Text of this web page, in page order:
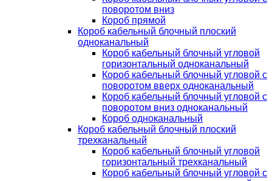
поворотом вниз
Короб прямой
Короб кабельный блочный плоский
одноканальный
Короб кабельный блочный угловой
горизонтальный одноканальный
Короб кабельный блочный угловой с
поворотом вверх одноканальный
Короб кабельный блочный угловой с
поворотом вниз одноканальный
Короб одноканальный
Короб кабельный блочный плоский
трехканальный
Короб кабельный блочный угловой
горизонтальный трехканальный
Короб кабельный блочный угловой с